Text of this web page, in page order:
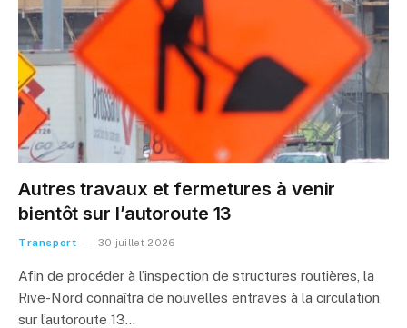
Autres travaux et fermetures à venir
bientôt sur l’autoroute 13
Transport 30 juillet 2026
Afin de procéder à l’inspection de structures routières, la
Rive-Nord connaîtra de nouvelles entraves à la circulation
sur l’autoroute 13…